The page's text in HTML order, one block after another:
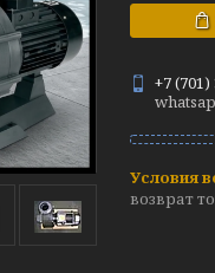
+7 (701)
возврат